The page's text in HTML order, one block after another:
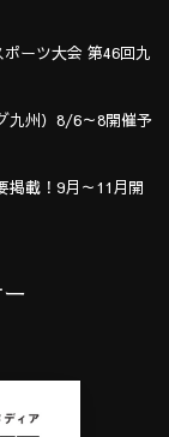
ポーツ大会 第46回九
九州）8/6～8開催予
載！9月～11月開